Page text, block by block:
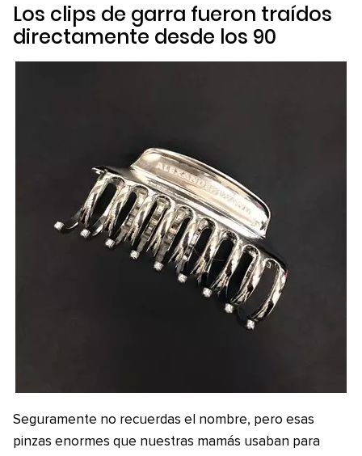
Los clips de garra fueron traídos
directamente desde los 90
Seguramente no recuerdas el nombre, pero esas
pinzas enormes que nuestras mamás usaban para